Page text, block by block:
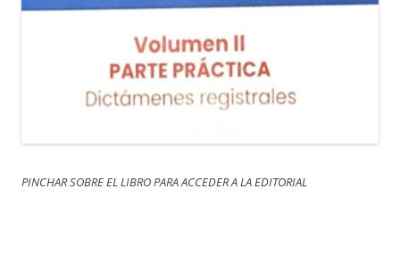
PINCHAR SOBRE EL LIBRO PARA ACCEDER A LA EDITORIAL